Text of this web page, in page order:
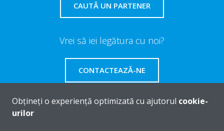
CAUTĂ UN PARTENER
Vrei să iei legătura cu noi?
CONTACTEAZĂ-NE
Obțineți o experiență optimizată cu ajutorul cookie-
urilor